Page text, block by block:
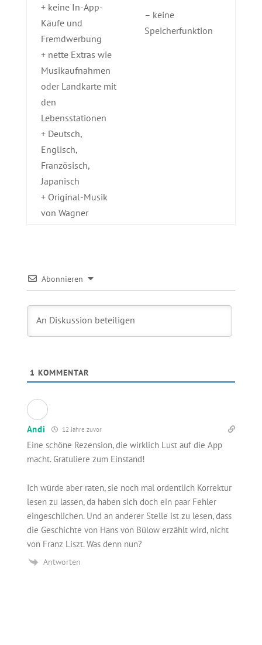
+ keine In-App-
Käufe und
Fremdwerbung
+ nette Extras wie
Musikaufnahmen
oder Landkarte mit
den
Lebensstationen
+ Deutsch,
Englisch,
Französisch,
Japanisch
+ Original-Musik
von Wagner
– keine
Speicherfunktion
Abonnieren
1 KOMMENTAR
Andi 12 Jahre zuvor
Eine schöne Rezension, die wirklich Lust auf die App
macht. Gratuliere zum Einstand!
Ich würde aber raten, sie noch mal ordentlich Korrektur
lesen zu lassen, da haben sich doch ein paar Fehler
eingeschlichen. Und an anderer Stelle ist zu lesen, dass
die Geschichte von Hans von Bülow erzählt wird, nicht
von Franz Liszt. Was denn nun?
Antworten